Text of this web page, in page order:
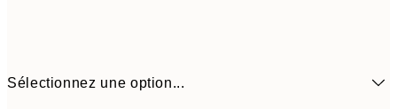
Sélectionnez une option...